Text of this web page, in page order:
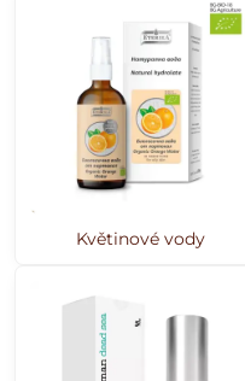
Květinové vody